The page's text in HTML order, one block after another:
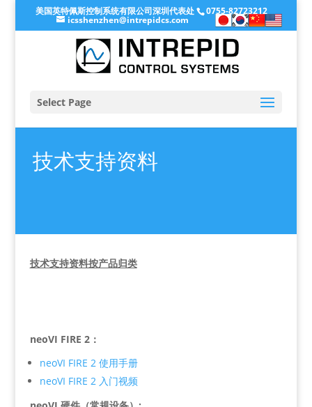
美国英特佩斯控制系统有限公司深圳代表处 0755-82723212
icsshenzhen@intrepidcs.com
Select Page
技术支持资料
技术支持资料按产品归类
neoVI FIRE 2：
neoVI FIRE 2 使用手册
neoVI FIRE 2 入门视频